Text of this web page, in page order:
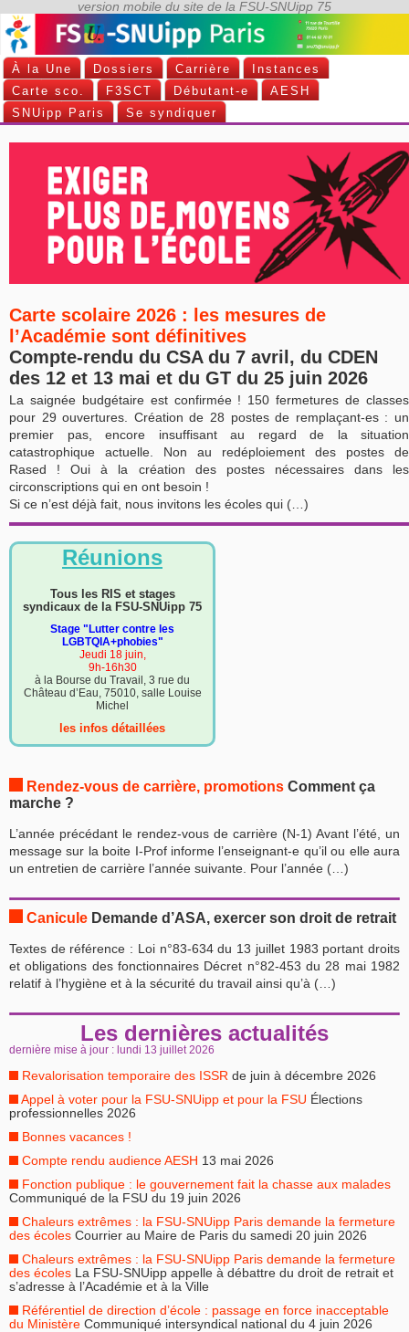
À la Une Dossiers Carrière
Instances
Carte sco.
F3SCT Débutant-e
AESH
SNUipp Paris
Se syndiquer
Carte scolaire 2026 : les mesures de
l’Académie sont définitives
Compte-rendu du CSA du 7 avril, du CDEN
des 12 et 13 mai et du GT du 25 juin 2026
La saignée budgétaire est confirmée ! 150 fermetures de classes
pour 29 ouvertures. Création de 28 postes de remplaçant-es : un
premier pas, encore insuffisant au regard de la situation
catastrophique actuelle. Non au redéploiement des postes de
Rased ! Oui à la création des postes nécessaires dans les
circonscriptions qui en ont besoin !
Si ce n’est déjà fait, nous invitons les écoles qui (…)
Réunions
Tous les RIS et stages
syndicaux de la FSU-SNUipp 75
Stage "Lutter contre les
LGBTQIA+phobies"
Jeudi 18 juin,
9h-16h30
à la Bourse du Travail, 3 rue du
Château d’Eau, 75010, salle Louise
Michel
les infos détaillées
Rendez-vous de carrière, promotions Comment ça
marche ?
L’année précédant le rendez-vous de carrière (N-1) Avant l’été, un
message sur la boite I-Prof informe l’enseignant-e qu’il ou elle aura
un entretien de carrière l’année suivante. Pour l’année (…)
Canicule Demande d’ASA, exercer son droit de retrait
Textes de référence : Loi n°83-634 du 13 juillet 1983 portant droits
et obligations des fonctionnaires Décret n°82-453 du 28 mai 1982
relatif à l’hygiène et à la sécurité du travail ainsi qu’à (…)
Les dernières actualités
dernière mise à jour : lundi 13 juillet 2026
Revalorisation temporaire des ISSR de juin à décembre 2026
Appel à voter pour la FSU-SNUipp et pour la FSU Élections
professionnelles 2026
Bonnes vacances !
Compte rendu audience AESH 13 mai 2026
Fonction publique : le gouvernement fait la chasse aux malades
Communiqué de la FSU du 19 juin 2026
Chaleurs extrêmes : la FSU-SNUipp Paris demande la fermeture
des écoles Courrier au Maire de Paris du samedi 20 juin 2026
Chaleurs extrêmes : la FSU-SNUipp Paris demande la fermeture
des écoles La FSU-SNUipp appelle à débattre du droit de retrait et
s’adresse à l’Académie et à la Ville
Référentiel de direction d’école : passage en force inacceptable
du Ministère Communiqué intersyndical national du 4 juin 2026